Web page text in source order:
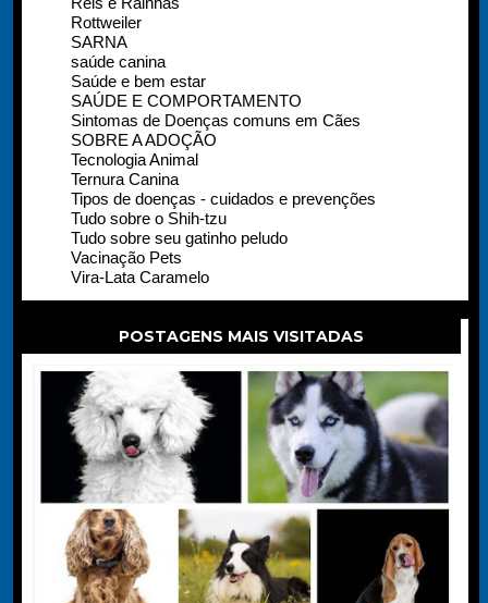
Rottweiler
SARNA
saúde canina
Saúde e bem estar
SAÚDE E COMPORTAMENTO
Sintomas de Doenças comuns em Cães
SOBRE A ADOÇÃO
Tecnologia Animal
Ternura Canina
Tipos de doenças - cuidados e prevenções
Tudo sobre o Shih-tzu
Tudo sobre seu gatinho peludo
Vacinação Pets
Vira-Lata Caramelo
POSTAGENS MAIS VISITADAS